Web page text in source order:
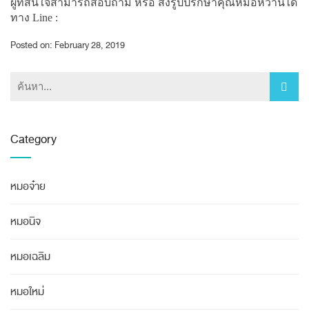
ผู้ที่สนใจสามารถสอบถาม หรือ ส่งรูปปรึกษาคุณหมอหวานได้
ทาง Line :
Posted on: February 28, 2019
Category
หมอจ๋าย
หมอนิจ
หมอเฉลิม
หมอใหม่